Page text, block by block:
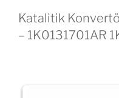
Katalitik
– 1K0131701AR